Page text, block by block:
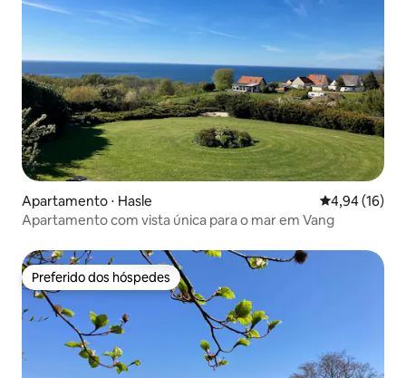
Apartamento ⋅ Hasle 4,94 de uma
4,94 (16)
Apartamento com vista única para o mar em Vang
Preferido dos hóspedes
Preferido dos hóspedes